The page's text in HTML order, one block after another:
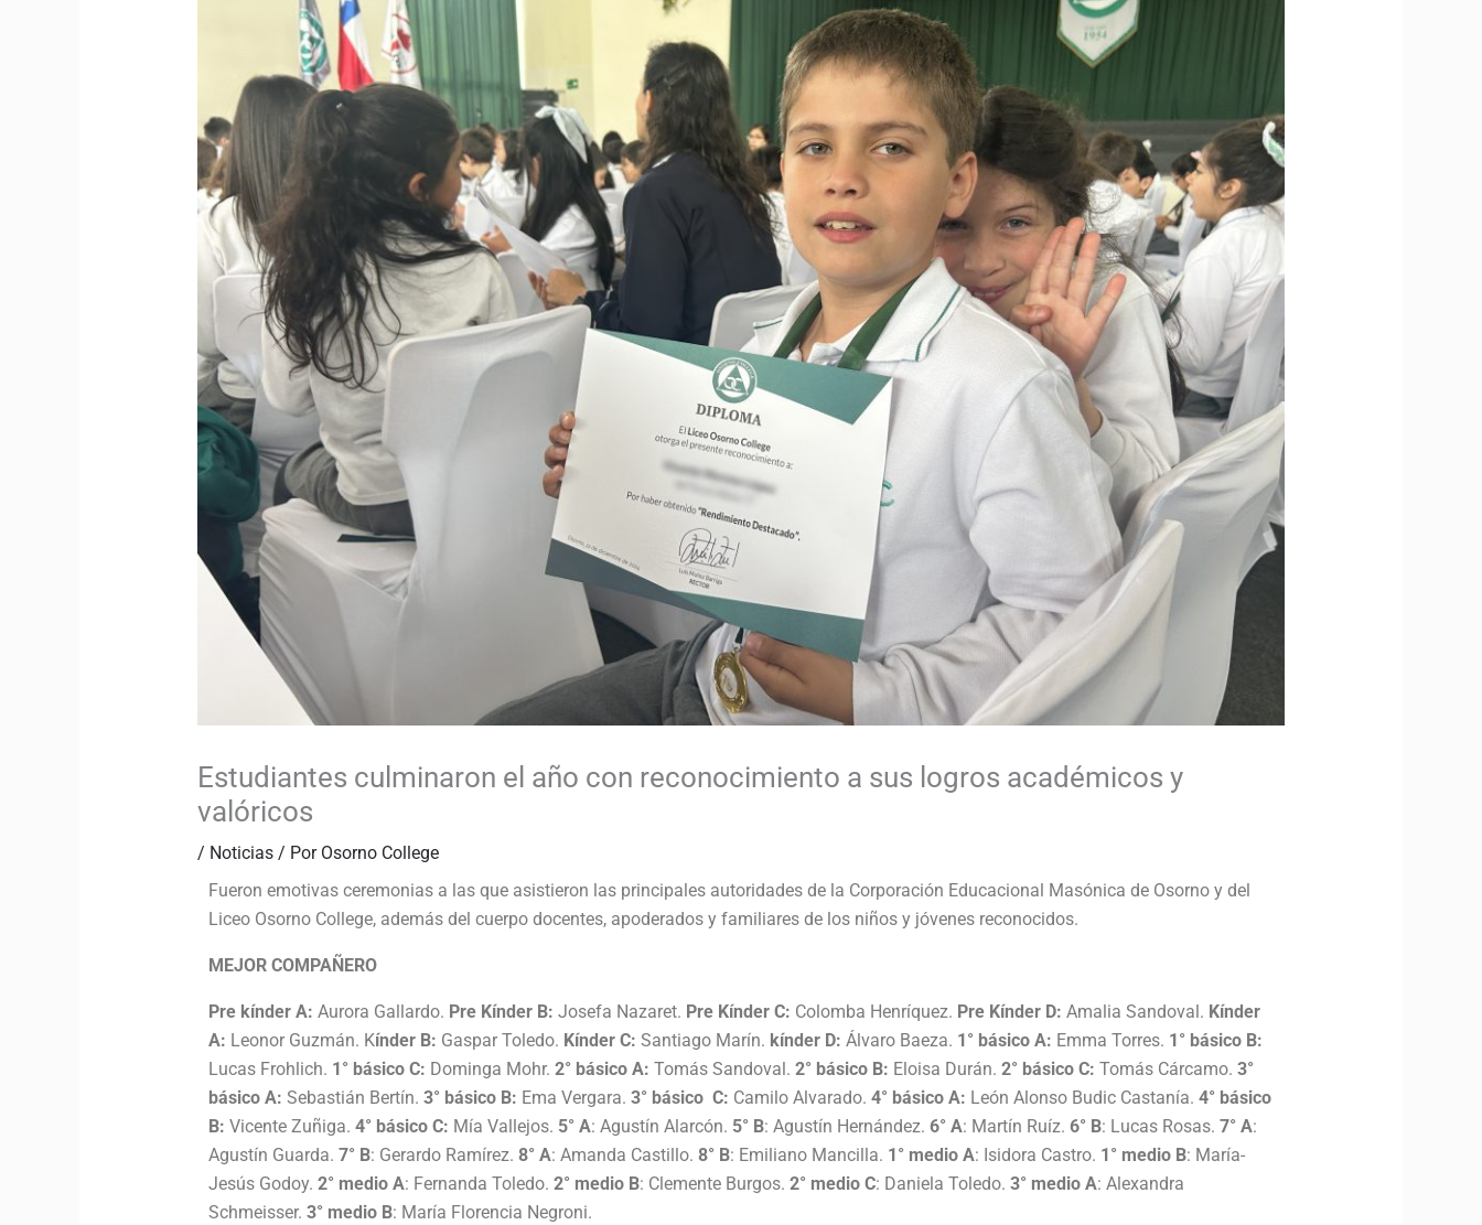
Estudiantes culminaron el año con reconocimiento a sus logros académicos y
valóricos
/ Noticias/ Por Osorno College
Fueron emotivas ceremonias a las que asistieron las principales autoridades de la Corporación Educacional Masónica de Osorno y del
Liceo Osorno College, además del cuerpo docentes, apoderados y familiares de los niños y jóvenes reconocidos.
MEJOR COMPAÑERO
Pre kínder A: Aurora Gallardo. Pre Kínder B: Josefa Nazaret. Pre Kínder C: Colomba Henríquez. Pre Kínder D: Amalia Sandoval. Kínder
A: Leonor Guzmán. Kínder B: Gaspar Toledo. Kínder C: Santiago Marín. kínder D: Álvaro Baeza. 1° básico A: Emma Torres. 1° básico B:
Lucas Frohlich. 1° básico C: Dominga Mohr. 2° básico A: Tomás Sandoval. 2° básico B: Eloisa Durán. 2° básico C: Tomás Cárcamo. 3°
básico A: Sebastián Bertín. 3° básico B: Ema Vergara. 3° básico C: Camilo Alvarado. 4° básico A: León Alonso Budic Castanía. 4° básico
B: Vicente Zuñiga. 4° básico C: Mía Vallejos. 5° A: Agustín Alarcón. 5° B: Agustín Hernández. 6° A: Martín Ruíz. 6° B: Lucas Rosas. 7° A:
Agustín Guarda. 7° B: Gerardo Ramírez. 8° A: Amanda Castillo. 8° B: Emiliano Mancilla. 1° medio A: Isidora Castro. 1° medio B: María-
Jesús Godoy. 2° medio A: Fernanda Toledo. 2° medio B: Clemente Burgos. 2° medio C: Daniela Toledo. 3° medio A: Alexandra
Schmeisser. 3° medio B: María Florencia Negroni.